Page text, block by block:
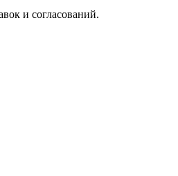
и согласований.